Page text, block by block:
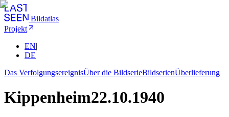
Bildatlas
Projekt
EN|
DE
Das VerfolgungsereignisÜber die BildserieBildserienÜberlieferung
Kippenheim22.10.1940